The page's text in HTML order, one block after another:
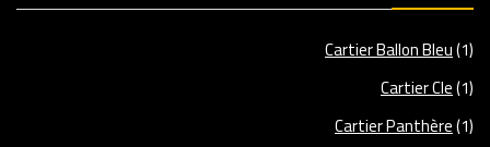
Cartier Ballon Bleu(1)
Cartier Cle(1)
Cartier Panthère(1)